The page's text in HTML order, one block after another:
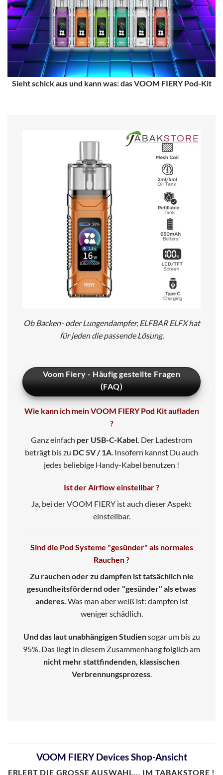
Sieht schick aus und kann was: das VOOM FIERY Pod-Kit
Ob Backen- oder Lungendampfer, ELFBAR ELFX hat
für jeden die passende Lösung.
Voom Fiery - Häufig gestellte Fragen
(FAQ)
Wie kann ich mein VOOM FIERY Pod Kit aufladen
?
Ganz einfach per USB-C-Kabel. Der Ladestrom
beträgt bis zu DC 5V / 1A . Insofern kannst Du auch
jedes beliebige Handy-Kabel benutzen !
Ist der Airflow einstellbar ?
Ja, bei der VOOM FIERY ist auch dieser Aspekt
einstellbar.
Sind die Pod Systeme "gesünder" als normales
Rauchen ?
Zu rauchen oder zu dampfen ist tatsächlich nie
gesundheitsfördernd oder "gesünder" als etwas
anderes. Was man aber weiß ist: dampfen ist
weniger schädlich.
Und das laut unabhängigen Studiensogar um bis zu
95%. Das liegt in diesem Zusammenhang folglich am
nicht mehr stattfindenden, klassischen
Verbrennungsprozess.
VOOM FIERY Devices Shop-Ansicht
ERLEBT DIE GROSSE AUSWAHL... IM TABAKSTORE !